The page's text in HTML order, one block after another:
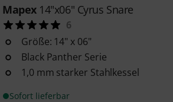
Mapex 14"x06" Cyrus Snare
6
Größe: 14" x 06"
Black Panther Serie
1,0 mm starker Stahlkessel
Sofort lieferbar